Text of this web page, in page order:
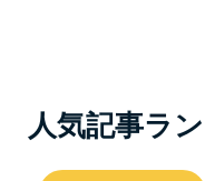
人気記事ラ